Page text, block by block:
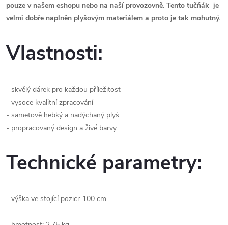
pouze v našem eshopu nebo na naší provozovně. Tento tučňák je
velmi dobře naplněn plyšovým materiálem a proto je tak mohutný.
Vlastnosti:
- skvělý dárek pro každou příležitost
- vysoce kvalitní zpracování
- sametově hebký a nadýchaný plyš
- propracovaný design a živé barvy
Technické parametry:
- výška ve stojící pozici: 100 cm